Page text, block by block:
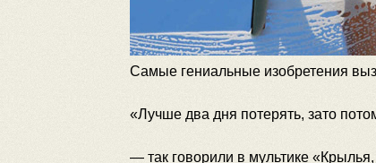
Самые гениальные изобретения
«Лучше два дня потерять, зато
— так говорили в мультике